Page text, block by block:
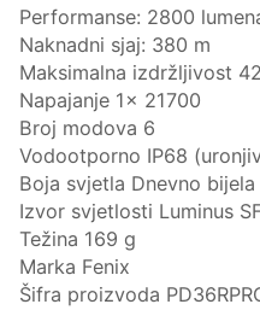
Performanse: 2800
Naknadni sjaj: 380 m
Maksimalna izdržljivost
Napajanje 1x 21700
Broj modova 6
Vodootporno IP68
Boja svjetla Dnevno
Izvor svjetlosti Luminus
Težina 169 g
Marka Fenix
​​Šifra proizvoda